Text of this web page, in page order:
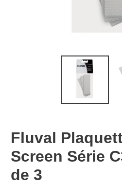
Fluval
Screen Série
de 3